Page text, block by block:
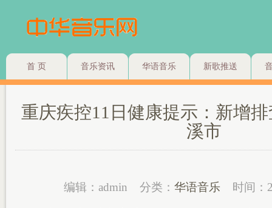
首 页 音乐资讯 华语音乐 新歌推送
重庆疾控11日健康提示：新增
溪市
编辑：admin 分类： 华语音乐 时间：